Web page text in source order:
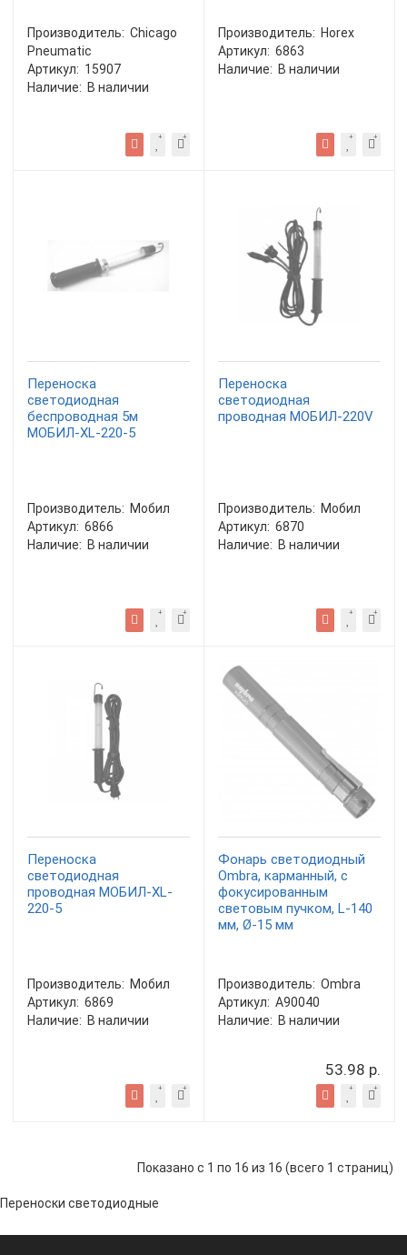
Производитель: Chicago
Pneumatic
Артикул: 15907
Наличие: В наличии
Производитель: Horex
Артикул: 6863
Наличие: В наличии
Переноска
светодиодная
беспроводная 5м
МОБИЛ-XL-220-5
Производитель: Мобил
Артикул: 6866
Наличие: В наличии
Переноска
светодиодная
проводная МОБИЛ-220V
Производитель: Мобил
Артикул: 6870
Наличие: В наличии
Переноска
светодиодная
проводная МОБИЛ-XL-
220-5
Производитель: Мобил
Артикул: 6869
Наличие: В наличии
Фонарь светодиодный
Ombra, карманный, с
фокусированным
световым пучком, L-140
мм, Ø-15 мм
Производитель: Ombra
Артикул: A90040
Наличие: В наличии
53.98 р.
Показано с 1 по 16 из 16 (всего 1 страниц)
Переноски светодиодные